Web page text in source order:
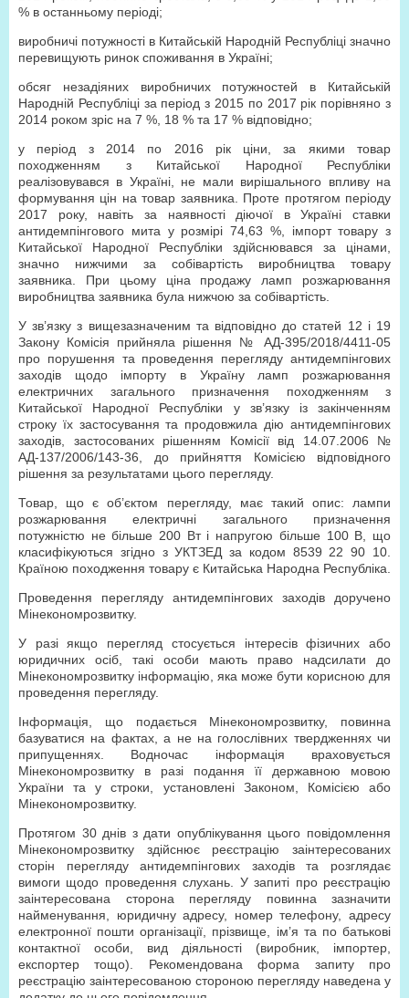
% в останньому періоді;
виробничі потужності в Китайській Народній Республіці значно
перевищують ринок споживання в Україні;
обсяг незадіяних виробничих потужностей в Китайській
Народній Республіці за період з 2015 по 2017 рік порівняно з
2014 роком зріс на 7 %, 18 % та 17 % відповідно;
у період з 2014 по 2016 рік ціни, за якими товар
походженням з Китайської Народної Республіки
реалізовувався в Україні, не мали вирішального впливу на
формування цін на товар заявника. Проте протягом періоду
2017 року, навіть за наявності діючої в Україні ставки
антидемпінгового мита у розмірі 74,63 %, імпорт товару з
Китайської Народної Республіки здійснювався за цінами,
значно нижчими за собівартість виробництва товару
заявника. При цьому ціна продажу ламп розжарювання
виробництва заявника була нижчою за собівартість.
У зв’язку з вищезазначеним та відповідно до статей 12 і 19
Закону Комісія прийняла рішення № АД-395/2018/4411-05
про порушення та проведення перегляду антидемпінгових
заходів щодо імпорту в Україну ламп розжарювання
електричних загального призначення походженням з
Китайської Народної Республіки у зв’язку із закінченням
строку їх застосування та продовжила дію антидемпінгових
заходів, застосованих рішенням Комісії від 14.07.2006 №
АД-137/2006/143-36, до прийняття Комісією відповідного
рішення за результатами цього перегляду.
Товар, що є об’єктом перегляду, має такий опис: лампи
розжарювання електричні загального призначення
потужністю не більше 200 Вт і напругою більше 100 В, що
класифікуються згідно з УКТЗЕД за кодом 8539 22 90 10.
Країною походження товару є Китайська Народна Республіка.
Проведення перегляду антидемпінгових заходів доручено
Мінекономрозвитку.
У разі якщо перегляд стосується інтересів фізичних або
юридичних осіб, такі особи мають право надсилати до
Мінекономрозвитку інформацію, яка може бути корисною для
проведення перегляду.
Інформація, що подається Мінекономрозвитку, повинна
базуватися на фактах, а не на голослівних твердженнях чи
припущеннях. Водночас інформація враховується
Мінекономрозвитку в разі подання її державною мовою
України та у строки, установлені Законом, Комісією або
Мінекономрозвитку.
Протягом 30 днів з дати опублікування цього повідомлення
Мінекономрозвитку здійснює реєстрацію заінтересованих
сторін перегляду антидемпінгових заходів та розглядає
вимоги щодо проведення слухань. У запиті про реєстрацію
заінтересована сторона перегляду повинна зазначити
найменування, юридичну адресу, номер телефону, адресу
електронної пошти організації, прізвище, ім’я та по батькові
контактної особи, вид діяльності (виробник, імпортер,
експортер тощо). Рекомендована форма запиту про
реєстрацію заінтересованою стороною перегляду наведена у